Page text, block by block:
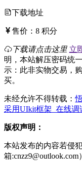
下载地址
售价： 8 积分
下载请点击这里 立
明，本站解压密码统
示：此非实物交易，
买。
未经允许不得转载：
采用UIkit框架_在线调
版权声明：
本站发布的内容若侵
箱